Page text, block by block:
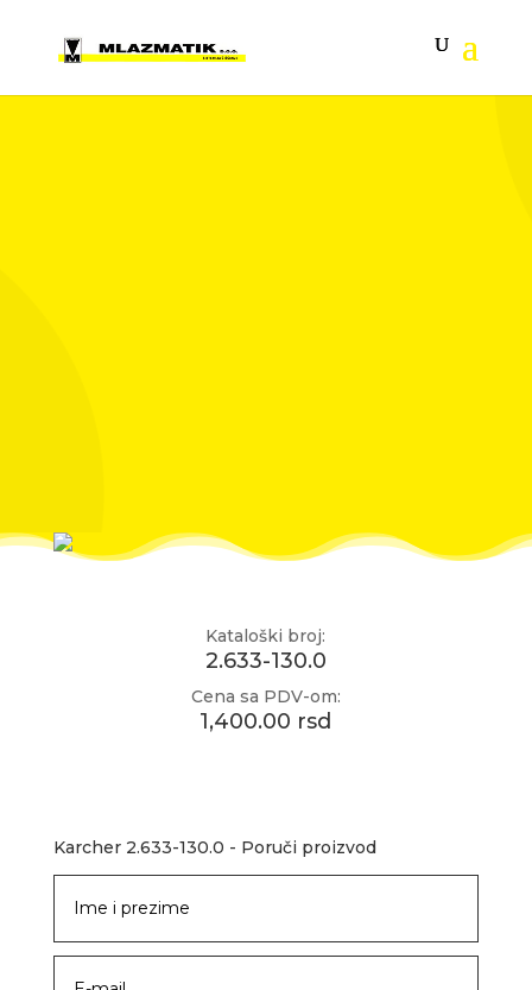
Kataloški broj:
2.633-130.0
Cena sa PDV-om:
1,400.00 rsd
Karcher 2.633-130.0 - Poruči proizvod